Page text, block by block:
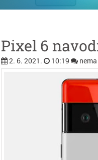
Pixel 6
2. 6. 2021. 10:19